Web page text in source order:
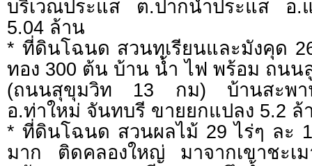
บริเวณประแส ต.ปากน้ำประแส อ
5.04 ล้าน
* ที่ดินโฉนด สวนทุเรียนและมังคุด
ทอง 300 ต้น บ้าน น้ำ ไฟ พร้อม ถนน
(ถนนสุขุมวิท 13 กม) บ้านสะพา
อ.ท่าใหม่ จันทบรี ขายยกแปลง 5.2 ล้
* ที่ดินโฉนด สวนผลไม้ 29 ไร่ๆ ละ
มาก ติดคลองใหญ่ มาจากเขาชะเ